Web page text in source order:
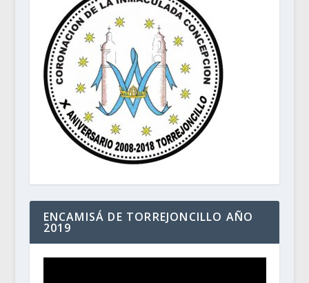
ENCAMISÁ DE TORREJONCILLO AÑO
2019